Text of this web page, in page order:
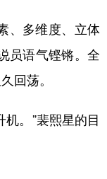
多维度、立体
员语气铿锵。全
回荡。
。”裴熙星的目